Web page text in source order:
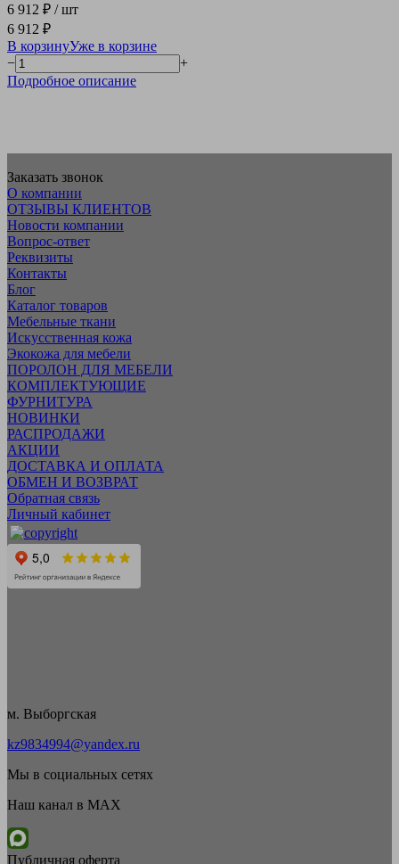
6 912 ₽ / шт
6 912 ₽
В корзинуУже в корзине
−
+
Подробное описание
Заказать звонок
О компании
ОТЗЫВЫ КЛИЕНТОВ
Новости компании
Вопрос-ответ
Реквизиты
Контакты
Блог
Каталог товаров
Мебельные ткани
Искусcтвенная кожа
Экокожа для мебели
ПОРОЛОН ДЛЯ МЕБЕЛИ
КОМПЛЕКТУЮЩИЕ
ФУРНИТУРА
НОВИНКИ
РАСПРОДАЖИ
АКЦИИ
ДОСТАВКА И ОПЛАТА
ОБМЕН И ВОЗВРАТ
Обратная связь
Личный кабинет
м. Выборгская
kz9834994@yandex.ru
Мы в социальных сетях
Наш канал в MAX
Публичная оферта